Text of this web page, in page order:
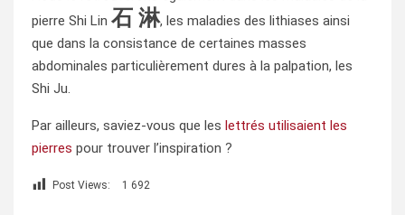
pierre Shi Lin 石 淋, les maladies des lithiases ainsi
que dans la consistance de certaines masses
abdominales particulièrement dures à la palpation, les
Shi Ju.
Par ailleurs, saviez-vous que les lettrés utilisaient les
pierres pour trouver l’inspiration ?
Post Views: 1 692